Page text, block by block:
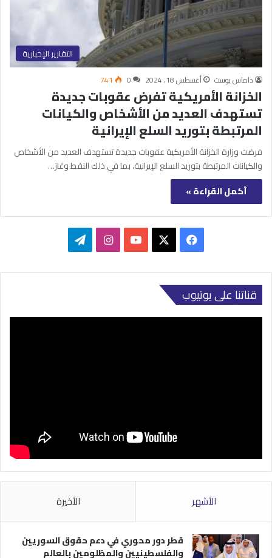
التقارير الإخبارية
داماس بوست أغسطس 18, 2024 0
741
الخزانة الأمريكية تفرض عقوبات جديدة
تستهدف العديد من الأشخاص والكيانات
المرتبطة بتوريد السلع الإيرانية
فرضت وزارة الخزانة الأمريكية عقوبات جديدة تستهدف العديد من الأشخاص
والكيانات المرتبطة بتوريد السلع الإيرانية، بما في ذلك النفط وغاز…
أكمل القراءة »
فيسبوك ‫YouTubeانستقرامتيلقرام
قناتنا على يوتيوب
الأشهر الأخيرة
قطر دور محوري في دعم حقوق السوريين
والفلسطينيين والمظلومين بالعالم